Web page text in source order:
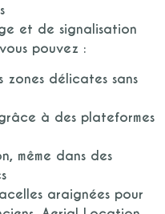
et de signalisation
pouvez :
délicates sans
à des plateformes
même dans des
araignées pour